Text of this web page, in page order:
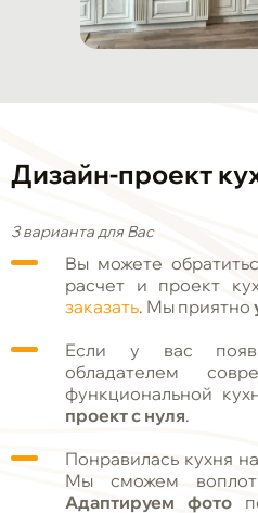
Дизайн-проект
3 варианта для Вас
Вы можете
расчет и проект
заказать. Мы приятно
Если у вас
обладателем
функциональной
проект с нуля.
Понравилась кухня
Мы сможем
Адаптируем фото